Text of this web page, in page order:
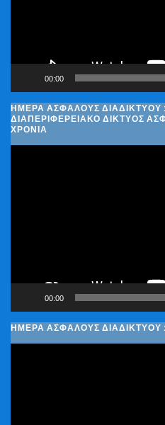
00:00
ΗΜΈΡΑ ΑΣΦΑΛΟΎΣ ΔΙΑΔΙΚΤΎΟΥ
ΔΙΑΠΕΡΙΦΕΡΕΙΑΚΌ ΔΊΚΤΥΟΣ
ΧΡΌΝΙΑ
00:00
ΗΜΈΡΑ ΑΣΦΑΛΟΎΣ ΔΙΑΔΙΚΤΎΟΥ